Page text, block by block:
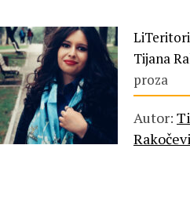
Tijana
proza
Autor: